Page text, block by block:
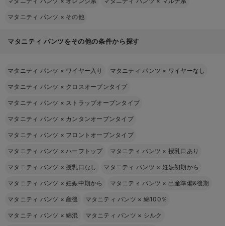
マタニティ パンツ × その他
マタニティ パンツをその他の条件から探す
マタニティ パンツ × ワイヤー入り マタニティ パンツ × ワイヤーなし
マタニティ パンツ × クロスオープンタイプ
マタニティ パンツ × ストラップオープンタイプ
マタニティ パンツ × カンタンオープンタイプ
マタニティ パンツ × フロントオープンタイプ
マタニティ パンツ × ハーフトップ マタニティ パンツ × 授乳口あり
マタニティ パンツ ×授乳口なし マタニティ パンツ × 妊娠初期から
マタニティ パンツ ×妊娠中期から マタニティ パンツ × 出産準備&後期
マタニティ パンツ × 産後 マタニティ パンツ × 綿100％
マタニティ パンツ ×綿混 マタニティ パンツ × シルク